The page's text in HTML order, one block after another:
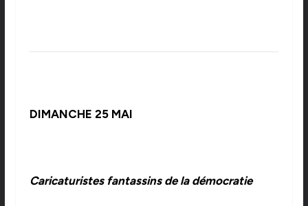
DIMANCHE 25 MAI
Caricaturistes fantassins de la démocratie